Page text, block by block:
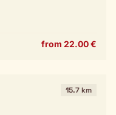
from 22.00 €
15.7 km